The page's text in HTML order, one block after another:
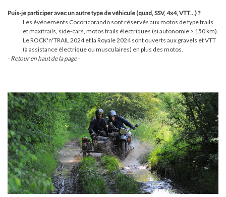
Puis-je participer avec un autre type de véhicule (quad, SSV, 4x4, VTT…) ?
Les événements Cocoricorando sont réservés aux motos de type trails
et maxitrails, side-cars, motos trails électriques (si autonomie > 150 km).
Le ROCK'n'TRAIL 2024 et la Royale 2024 sont ouverts aux gravels et VTT
(à assistance électrique ou musculaires) en plus des motos.
- Retour en haut de la page-